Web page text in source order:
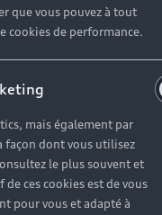
d’occasion
que vous pouvez à tout
cookies de performance.
mais également par
façon dont vous utilisez
le plus souvent et
ces cookies est de vous
pour vous et adapté à